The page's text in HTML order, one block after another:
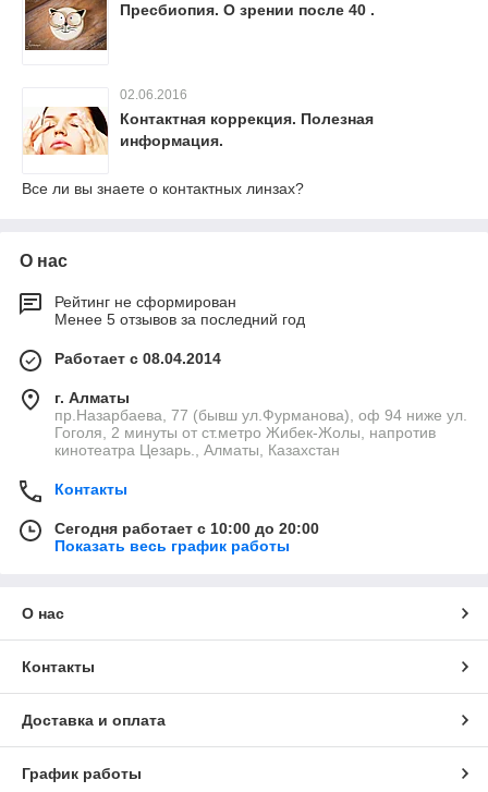
Пресбиопия. О зрении после 40 .
02.06.2016
Контактная коррекция. Полезная
информация.
Все ли вы знаете о контактных линзах?
О нас
Рейтинг не сформирован
Менее 5 отзывов за последний год
Работает с 08.04.2014
г. Алматы
пр.Назарбаева, 77 (бывш ул.Фурманова), оф 94 ниже ул.
Гоголя, 2 минуты от ст.метро Жибек-Жолы, напротив
кинотеатра Цезарь., Алматы, Казахстан
Контакты
Сегодня работает с 10:00 до 20:00
Показать весь график работы
О нас
Контакты
Доставка и оплата
График работы